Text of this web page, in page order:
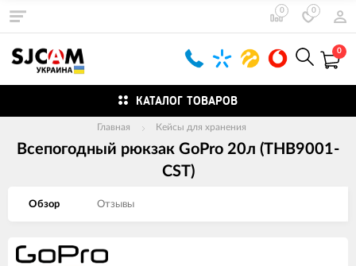
0 0
0
КАТАЛОГ ТОВАРОВ
Главная Кейсы для хранения
Всепогодный рюкзак GoPro 20л (THB9001-
CST)
Обзор Отзывы
Изображения